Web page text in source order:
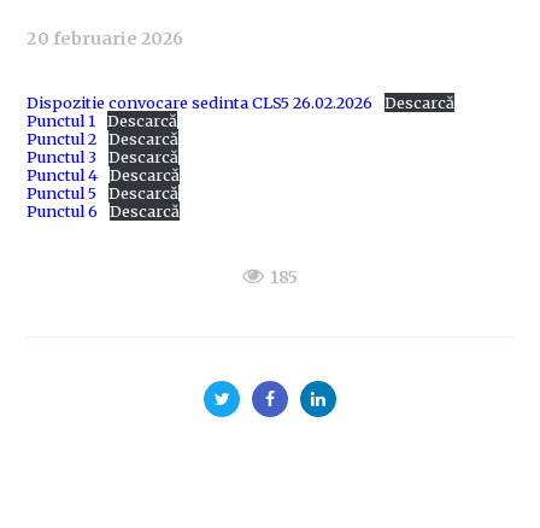
20 februarie 2026
Dispozitie convocare sedinta CLS5 26.02.2026
Descarcă
Punctul 1
Descarcă
Punctul 2
Descarcă
Punctul 3
Descarcă
Punctul 4
Descarcă
Punctul 5
Descarcă
Punctul 6
Descarcă
185